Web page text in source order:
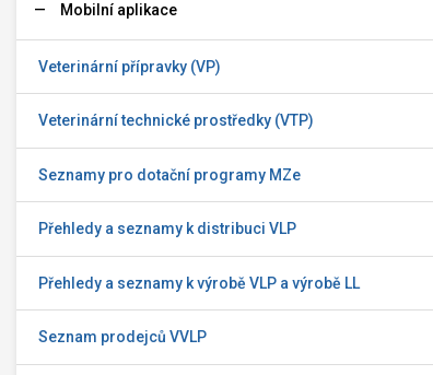
Mobilní aplikace
Veterinární přípravky (VP)
Veterinární technické prostředky (VTP)
Seznamy pro dotační programy MZe
Přehledy a seznamy k distribuci VLP
Přehledy a seznamy k výrobě VLP a výrobě LL
Seznam prodejců VVLP